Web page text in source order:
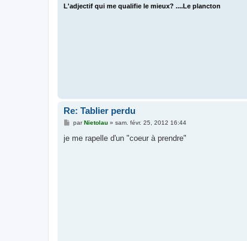
L'adjectif qui me qualifie le mieux? ....Le plancton
Re: Tablier perdu
M
s
parNietolau» sam. févr. 25, 2012 16:44
je me rapelle d'un "coeur à prendre"